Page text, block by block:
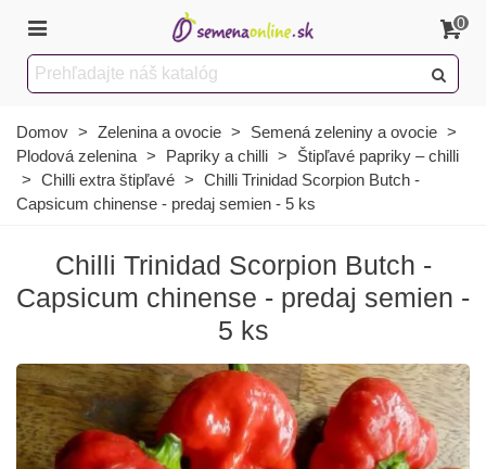
0
Domov > Zelenina a ovocie > Semená zeleniny a ovocie >
Plodová zelenina > Papriky a chilli >
Štipľavé papriky – chilli
> Chilli extra štipľavé > Chilli Trinidad Scorpion Butch -
Capsicum chinense - predaj semien - 5 ks
Chilli Trinidad Scorpion Butch -
Capsicum chinense - predaj semien -
5 ks